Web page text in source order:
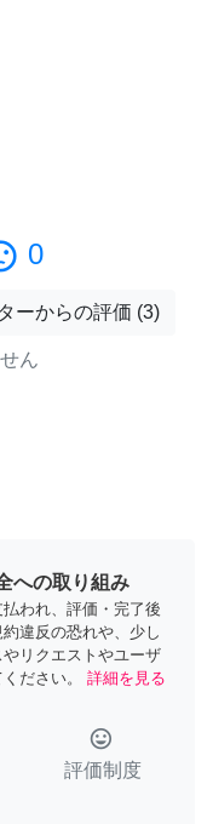
0
ーからの評価 (3)
ん
への取り組み
われ、評価・完了後
違反の恐れや、少し
リクエストやユーザ
ださい。
詳細を見る
tag_faces
評価制度